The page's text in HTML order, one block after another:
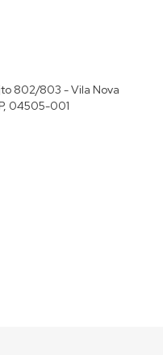
802/803 - Vila Nova
04505-001